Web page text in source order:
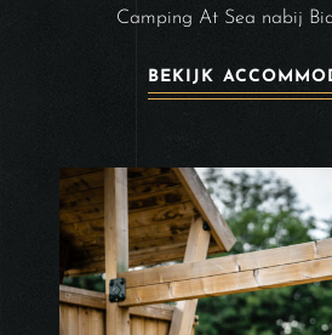
Camping At Sea nabij
BEKIJK